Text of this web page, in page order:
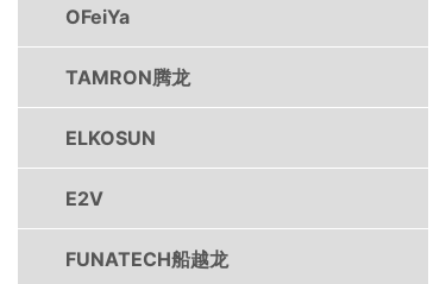
OFeiYa
TAMRON腾龙
ELKOSUN
E2V
FUNATECH船越龙